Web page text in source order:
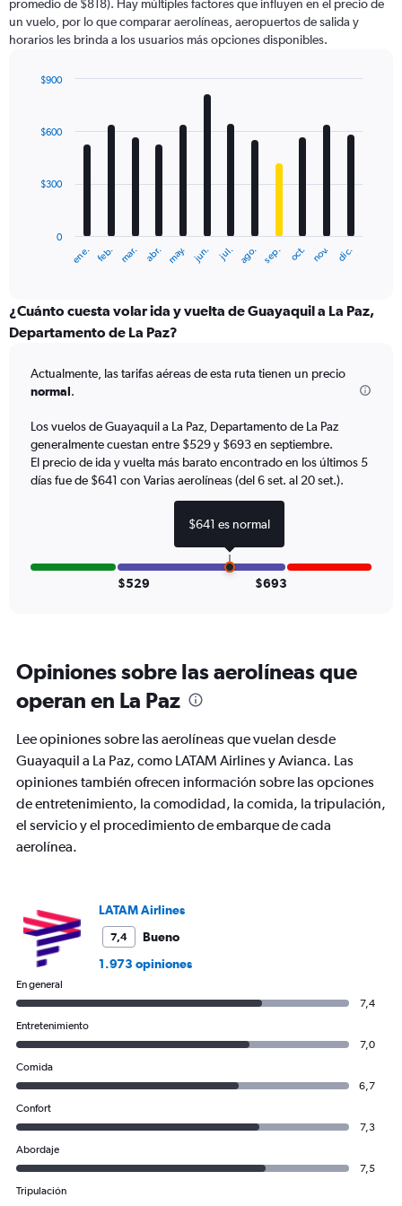
1
Y
axis
values.
to
promedio de $818). Hay múltiples factores que influyen en el precio de
un vuelo, por lo que comparar aerolíneas, aeropuertos de salida y
horarios les brinda a los usuarios más opciones disponibles.
with
12
The
categories.
Range:
The
chart
1
Y
axis
displaying
900.
ene. feb. mar. abr. may. jun. jul. ago. sep. oct. nov. dic.
0
$300
$600
$900
¿Cuánto cuesta volar ida y vuelta de Guayaquil a La Paz,
Departamento de La Paz?
Actualmente, las tarifas aéreas de esta ruta tienen un precio
normal.
Los vuelos de Guayaquil a La Paz, Departamento de La Paz
generalmente cuestan entre $529 y $693 en septiembre.
El precio de ida y vuelta más barato encontrado en los últimos 5
días fue de $641 con Varias aerolíneas (del 6 set. al 20 set.).
$529 $693
Opiniones sobre las aerolíneas que
operan en La Paz
Lee opiniones sobre las aerolíneas que vuelan desde
Guayaquil a La Paz, como LATAM Airlines y Avianca. Las
opiniones también ofrecen información sobre las opciones
de entretenimiento, la comodidad, la comida, la tripulación,
el servicio y el procedimiento de embarque de cada
aerolínea.
LATAM Airlines
7,4
Bueno
1.973 opiniones
En general
7,4
Entretenimiento
7,0
Comida
6,7
Confort
7,3
Abordaje
7,5
Tripulación
$641 es normal